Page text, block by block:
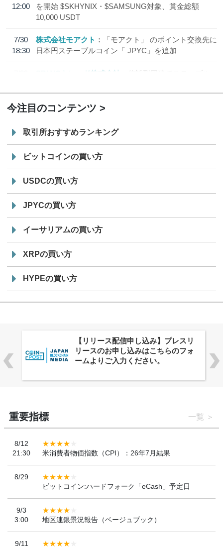
12:00
を開始 $SKHYNIX・$SAMSUNG対象、賞金総額
10,000 USDT
7/30
18:30
株式会社モアクト
「モアクト」 のポイント交換先に
日本円ステーブルコイン「 JPYC」を追加
7/29
SBI VCトレード株式会社
信託型円建てステーブル
今注目のコンテンツ
取引所おすすめランキング
ビットコインの買い方
USDCの買い方
JPYCの買い方
イーサリアムの買い方
XRPの買い方
HYPEの買い方
株式会社PlnX、アジア最大級のグロ
ーバルWeb3カンファレンス
「WebX2026」とのコラボレーショ
重要指標 一覧
8/12
21:30
米消費者物価指数（CPI）：26年7月結果
8/29
ビットコイン:ハードフォーク「eCash」予定日
9/3
3:00
地区連銀景況報告（ベージュブック）
9/11